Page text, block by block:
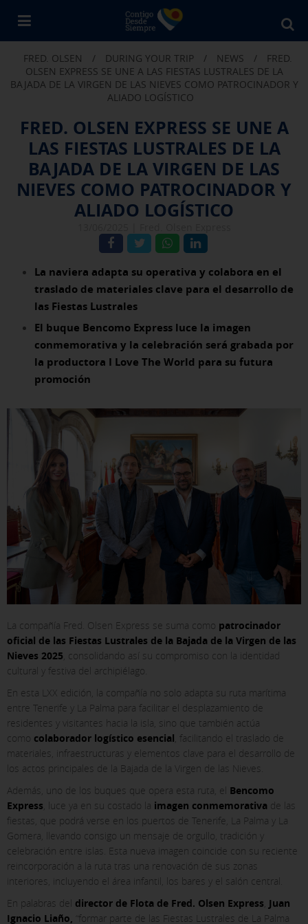
FRED. OLSEN / DURING YOUR TRIP / NEWS /
FRED.
OLSEN EXPRESS SE UNE A LAS FIESTAS LUSTRALES DE LA
BAJADA DE LA VIRGEN DE LAS NIEVES COMO PATROCINADOR Y
ALIADO LOGÍSTICO
FRED. OLSEN EXPRESS SE UNE A
LAS FIESTAS LUSTRALES DE LA
BAJADA DE LA VIRGEN DE LAS
NIEVES COMO PATROCINADOR Y
ALIADO LOGÍSTICO
La naviera adapta su operativa y colabora en el
traslado de materiales clave para el desarrollo de
las Fiestas Lustrales
El buque Bencomo Express luce la imagen
conmemorativa y la celebración será grabada por
la productora I Love The World para su futura
promoción
La compañía Fred. Olsen Express se suma como patrocinador
oficial de las Fiestas Lustrales de la Bajada de la Virgen de las
Nieves 2025, consolidando así su compromiso con la identidad
cultural y festiva del archipiélago.
En esta LXX edición, la compañía no solo adapta su ruta marítima
entre Tenerife y La Palma para facilitar el desplazamiento de
residentes y visitantes hacia la isla, sino que también actúa
como colaborador logístico esencial, facilitando el traslado de
materiales, infraestructuras y elementos clave para el desarrollo de
los actos principales de la Bajada de la Virgen de las Nieves.
Además, uno de los buques que opera esta ruta, el Bencomo
Express, luce ya en su costado la imagen conmemorativa de las
fiestas, que podrá verse en los puertos de Tenerife, La Palma y La
Gomera, llevando consigo un mensaje de orgullo, tradición y
celebración entre islas. Esta nueva imagen coincide con su reciente
reincorporación a la ruta tras una renovación de sus zonas
interiores, incluyendo el área infantil, los bares y el salón central.
En palabras del director de Flota de Fred. Olsen Express, Juan
Ignacio Liaño, “formar parte de las Fiestas Lustrales de La Palma
COOKIE SETTINGS